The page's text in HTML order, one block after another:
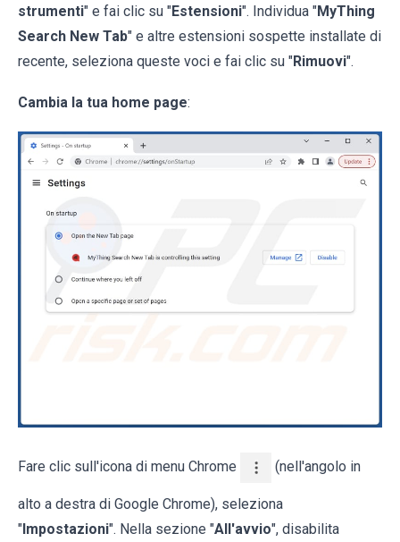
strumenti" e fai clic su "Estensioni". Individua "MyThing
Search New Tab" e altre estensioni sospette installate di
recente, seleziona queste voci e fai clic su "Rimuovi".
Cambia la tua home page:
Fare clic sull'icona di menu Chrome (nell'angolo in
alto a destra di Google Chrome), seleziona
" Impostazioni". Nella sezione "All'avvio", disabilita